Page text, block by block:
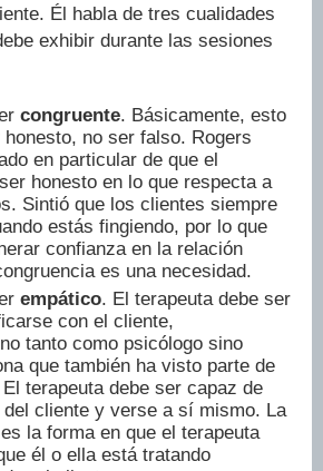
Él habla de tres cualidades
exhibir durante las sesiones
congruente. Básicamente, esto
no ser falso. Rogers
en particular de que el
honesto en lo que respecta a
Sintió que los clientes siempre
estás fingiendo, por lo que
confianza en la relación
es una necesidad.
empático. El terapeuta debe ser
con el cliente,
tanto como psicólogo sino
que también ha visto parte de
terapeuta debe ser capaz de
cliente y verse a sí mismo. La
la forma en que el terapeuta
él o ella está tratando